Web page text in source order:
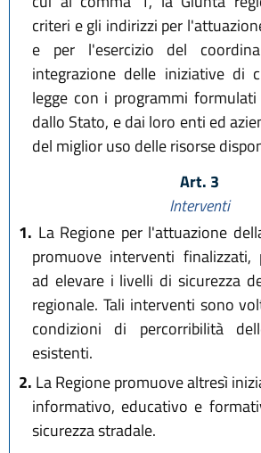
criteri e gli indirizzi per
e per l'esercizio del
integrazione delle iniziative di
legge con i programmi
dallo Stato, e dai loro enti ed
del miglior uso delle risorse
Art. 3
Interventi
1. La Regione per l'attuazione
promuove interventi finalizzati,
ad elevare i livelli di sicurezza
regionale. Tali interventi sono
condizioni di percorribilità
esistenti.
2. La Regione promuove altresì
informativo, educativo e
sicurezza stradale.